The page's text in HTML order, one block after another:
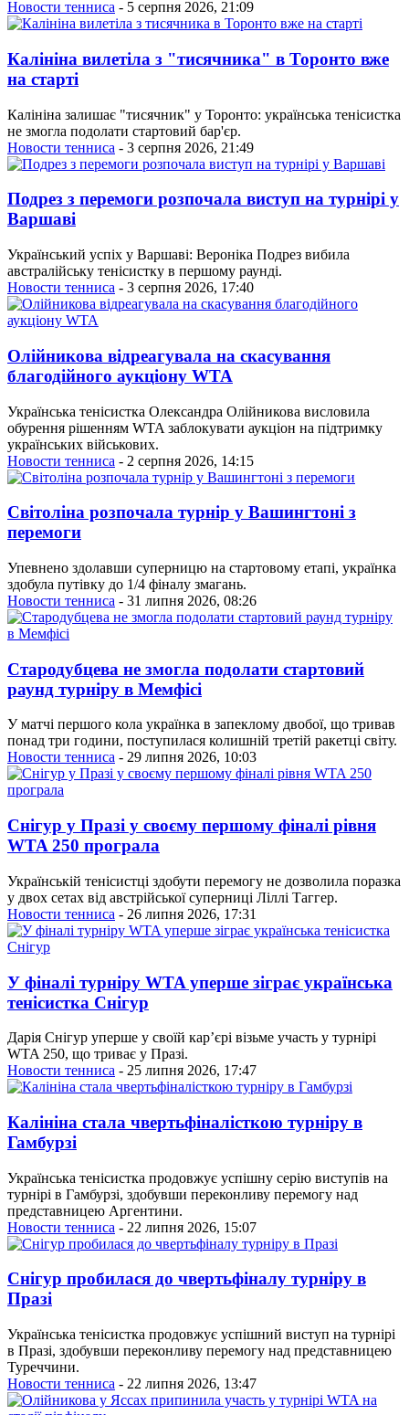
Новости тенниса - 5 серпня 2026, 21:09
Калініна вилетіла з "тисячника" в Торонто вже
на старті
Калініна залишає "тисячник" у Торонто: українська тенісистка
не змогла подолати стартовий бар'єр.
Новости тенниса - 3 серпня 2026, 21:49
Подрез з перемоги розпочала виступ на турнірі у
Варшаві
Український успіх у Варшаві: Вероніка Подрез вибила
австралійську тенісистку в першому раунді.
Новости тенниса - 3 серпня 2026, 17:40
Олійникова відреагувала на скасування
благодійного аукціону WTA
Українська тенісистка Олександра Олійникова висловила
обурення рішенням WTA заблокувати аукціон на підтримку
українських військових.
Новости тенниса - 2 серпня 2026, 14:15
Світоліна розпочала турнір у Вашингтоні з
перемоги
Упевнено здолавши суперницю на стартовому етапі, українка
здобула путівку до 1/4 фіналу змагань.
Новости тенниса - 31 липня 2026, 08:26
Стародубцева не змогла подолати стартовий
раунд турніру в Мемфісі
У матчі першого кола українка в запеклому двобої, що тривав
понад три години, поступилася колишній третій ракетці світу.
Новости тенниса - 29 липня 2026, 10:03
Снігур у Празі у своєму першому фіналі рівня
WTA 250 програла
Українській тенісистці здобути перемогу не дозволила поразка
у двох сетах від австрійської суперниці Ліллі Таггер.
Новости тенниса - 26 липня 2026, 17:31
У фіналі турніру WTA уперше зіграє українська
тенісистка Снігур
Дарія Снігур уперше у своїй кар’єрі візьме участь у турнірі
WTA 250, що триває у Празі.
Новости тенниса - 25 липня 2026, 17:47
Калініна стала чвертьфіналісткою турніру в
Гамбурзі
Українська тенісистка продовжує успішну серію виступів на
турнірі в Гамбурзі, здобувши переконливу перемогу над
представницею Аргентини.
Новости тенниса - 22 липня 2026, 15:07
Снігур пробилася до чвертьфіналу турніру в
Празі
Українська тенісистка продовжує успішний виступ на турнірі
в Празі, здобувши переконливу перемогу над представницею
Туреччини.
Новости тенниса - 22 липня 2026, 13:47